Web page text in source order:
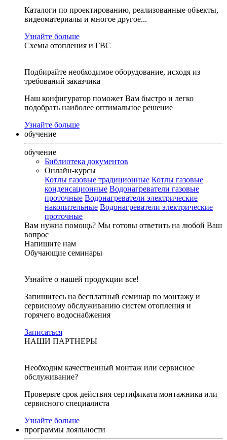
Каталоги по проектированию, реализованные объекты,
видеоматериалы и многое другое...
Узнайте больше
Схемы отопления и ГВС
Подбирайте необходимое оборудование, исходя из
требований заказчика
Наш конфигуратор поможет Вам быстро и легко
подобрать наиболее оптимальное решение
Узнайте больше
обучение
обучение
Библиотека документов
Онлайн-курсы
Котлы газовые традиционные Котлы газовые
конденсационные Водонагреватели газовые
проточные Водонагреватели электрические
накопительные Водонагреватели электрические
проточные
Вам нужна помощь? Мы готовы ответить на любой Ваш
вопрос
Напишите нам
Обучающие семинары
Узнайте о нашей продукции все!
Запишитесь на бесплатный семинар по монтажу и
сервисному обслуживанию систем отопления и
горячего водоснабжения
Записаться
НАШИ ПАРТНЕРЫ
Необходим качественный монтаж или сервисное
обслуживание?
Проверьте срок действия сертификата монтажника или
сервисного специалиста
Узнайте больше
программы лояльности